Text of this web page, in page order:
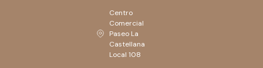
Centro
Comercial
Paseo La
Castellana
Local 108